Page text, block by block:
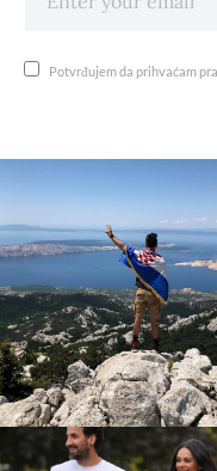
Potvrđujem da prihvaćam